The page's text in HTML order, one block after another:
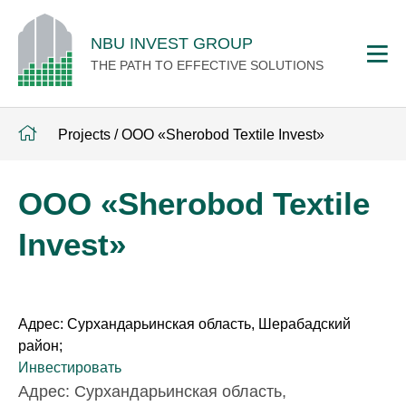
NBU INVEST GROUP
THE PATH TO EFFECTIVE SOLUTIONS
Projects / ООО «Sherobod Textile Invest»
ООО «Sherobod Textile
Invest»
Адрес: Сурхандарьинская область, Шерабадский
район;
Инвестировать
Адрес: Сурхандарьинская область,